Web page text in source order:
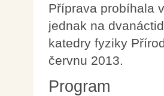
Příprava probíhala
jednak na
katedry fyziky
červnu 2013.
Program